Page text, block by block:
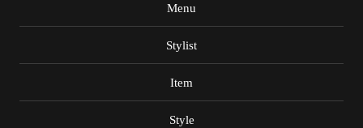
Menu
Stylist
Item
Style